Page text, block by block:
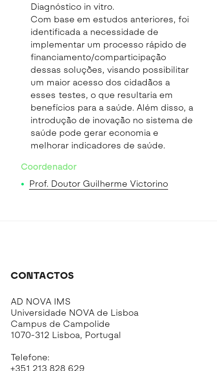
Diagnóstico in vitro.
Com base em estudos anteriores, foi
identificada a necessidade de
implementar um processo rápido de
financiamento/comparticipação
dessas soluções, visando possibilitar
um maior acesso dos cidadãos a
esses testes, o que resultaria em
benefícios para a saúde. Além disso, a
introdução de inovação no sistema de
saúde pode gerar economia e
melhorar indicadores de saúde.
Coordenador
Prof. Doutor Guilherme Victorino
CONTACTOS
AD NOVA IMS
Universidade NOVA de Lisboa
Campus de Campolide
1070-312 Lisboa, Portugal
Telefone:
+351 213 828 629